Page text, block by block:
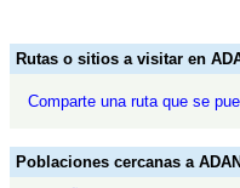
Rutas o sitios a visitar en
Comparte una ruta que se
Poblaciones cercanas a